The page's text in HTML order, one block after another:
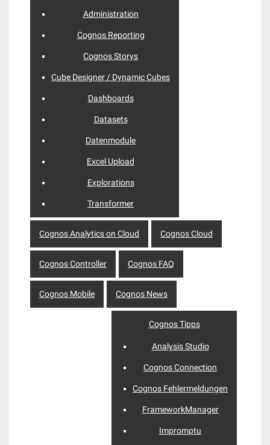
Administration
Cognos Reporting
Cognos Storys
Cube Designer / Dynamic Cubes
Dashboards
Datasets
Datenmodule
Excel Upload
Explorations
Transformer
Cognos Analytics on Cloud Cognos Cloud
Cognos Controller Cognos FAQ
Cognos Mobile Cognos News
Cognos Tipps
Analysis Studio
Cognos Connection
Cognos Fehlermeldungen
FrameworkManager
Impromptu